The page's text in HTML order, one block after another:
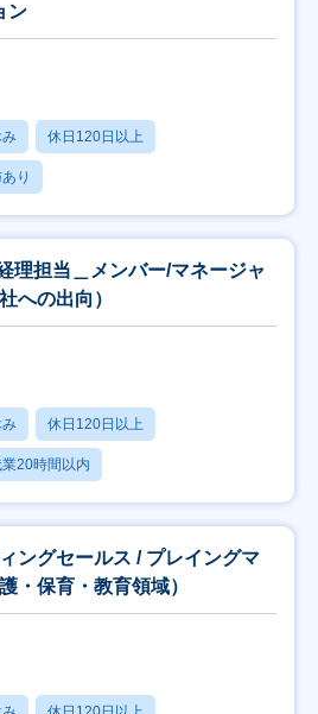
ン
休日120日以上
り
理担当＿メンバー/マネージャ
への出向）
休日120日以上
業20時間以内
ングセールス / プレイングマ
・保育・教育領域）